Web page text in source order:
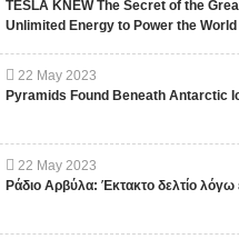
TESLA KNEW The Secret of the
Unlimited Energy to Power the World
22 May 2023
Pyramids Found Beneath Antarctic
22 May 2023
Ράδιο Αρβύλα: Έκτακτο δελτίο